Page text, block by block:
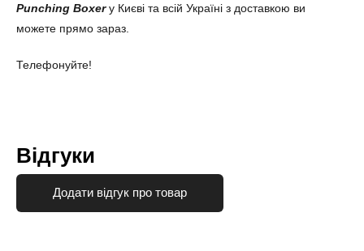
Punching Boxerу Києві та всій Україні з доставкою ви
можете прямо зараз.
Телефонуйте!
Відгуки
Додати відгук про товар